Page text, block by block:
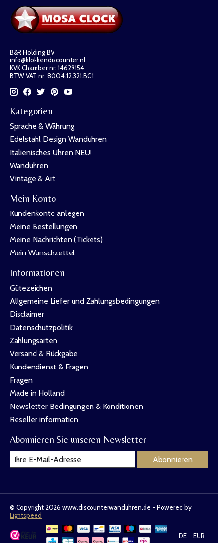
B&R Holding BV
info@klokkendiscounter.nl
KVK Chamber nr: 14629154
BTW VAT nr: 8004.12.321.B01
Kategorien
Sprache & Währung
Edelstahl Design Wanduhren
Italienisches Uhren NEU!
Wanduhren
Vintage & Art
Mein Konto
Kundenkonto anlegen
Meine Bestellungen
Meine Nachrichten (Tickets)
Mein Wunschzettel
Informationen
Gütezeichen
Allgemeine Liefer und Zahlungsbedingungen
Disclaimer
Datenschutzpolitik
Zahlungsarten
Versand & Rückgabe
Kundendienst & Fragen
Fragen
Made in Holland
Newsletter Bedingungen & Konditionen
Reseller information
Abonnieren Sie unseren Newsletter
Abonnieren
© Copyright 2026 www.discounterwanduhren.de - Powered by
Lightspeed
DE EUR